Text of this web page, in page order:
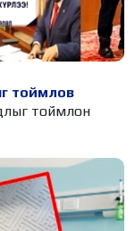
тоймлов
тоймлон